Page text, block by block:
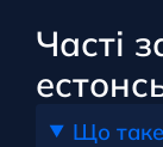
Часті
Що таке